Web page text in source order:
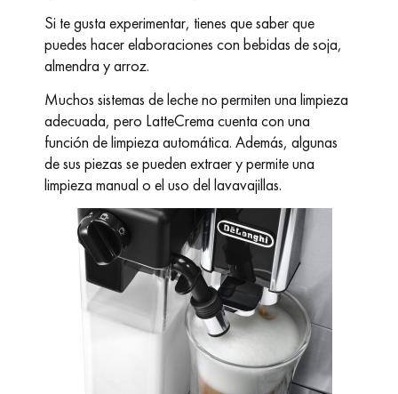
Si te gusta experimentar, tienes que saber que
puedes hacer elaboraciones con bebidas de soja,
almendra y arroz.
Muchos sistemas de leche no permiten una limpieza
adecuada, pero LatteCrema cuenta con una
función de limpieza automática. Además, algunas
de sus piezas se pueden extraer y permite una
limpieza manual o el uso del lavavajillas.